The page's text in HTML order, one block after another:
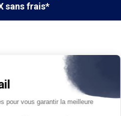
pour vous garantir la meilleure
sans frais*